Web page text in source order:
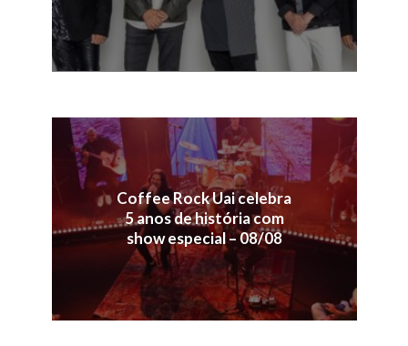
Coffee Rock Uai celebra
5 anos de história com
show especial – 08/08